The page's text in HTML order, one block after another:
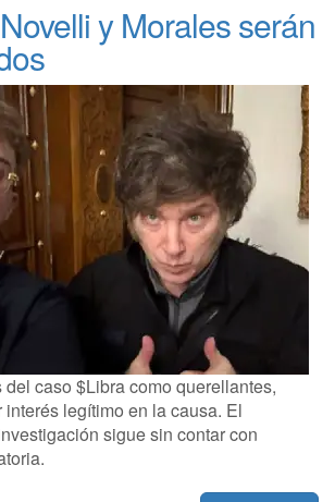
y Morales serán
caso $Libra como querellantes,
interés legítimo en la causa. El
sigue sin contar con